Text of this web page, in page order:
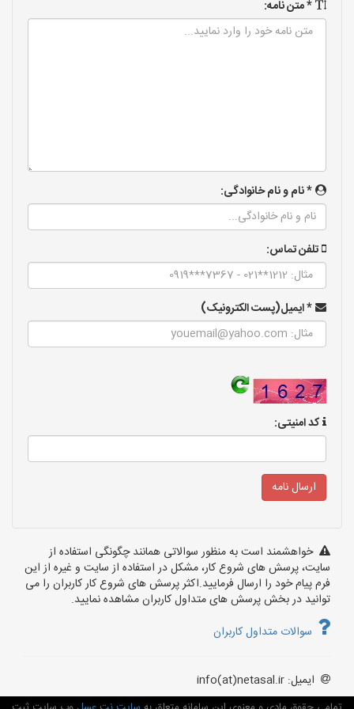
* متن نامه:
* نام و نام خانوادگی:
تلفن تماس:
* ایمیل(پست الکترونیک)
کد امنیتی:
خواهشمند است به منظور سوالاتی همانند چگونگی استفاده از
سایت، پرسش های شروع کار، مشکل در استفاده از سایت و غیره از این
فرم پیام خود را ارسال فرمایید.اکثر پرسش های شروع کار کاربران را می
توانید در بخش پرسش های متداول کاربران مشاهده نمایید.
سوالات متداول کاربران
ایمیل: info(at)netasal.ir